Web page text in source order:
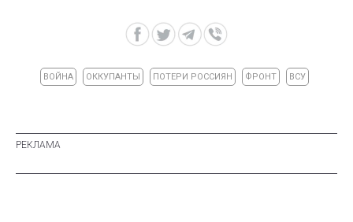
ВОЙНА ОККУПАНТЫ ПОТЕРИ РОССИЯН ФРОНТ ВСУ